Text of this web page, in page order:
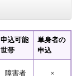
申込可能
世帯
単身者の
申込
障害者 ×